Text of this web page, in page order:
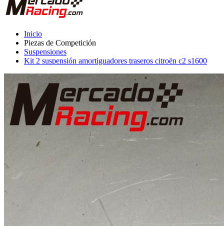
Inicio
Piezas de Competición
Suspensiones
Kit 2 suspensión amortiguadores traseros citroën c2 s1600